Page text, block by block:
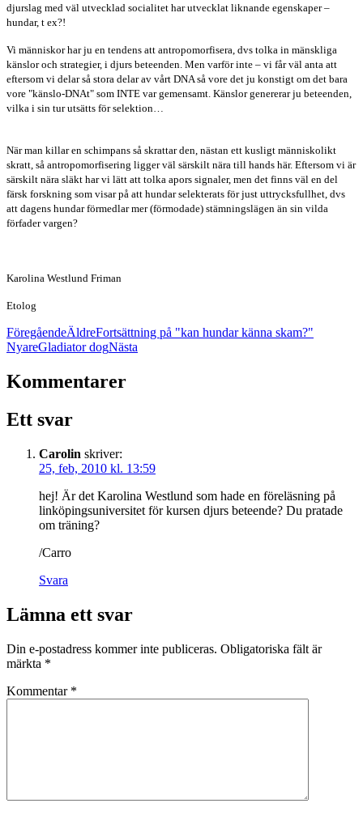
djurslag med väl utvecklad socialitet har utvecklat liknande egenskaper –
hundar, t ex?!
Vi människor har ju en tendens att antropomorfisera, dvs tolka in mänskliga
känslor och strategier, i djurs beteenden. Men varför inte – vi får väl anta att
eftersom vi delar så stora delar av vårt DNA så vore det ju konstigt om det bara
vore "känslo-DNAt" som INTE var gemensamt. Känslor genererar ju beteenden,
vilka i sin tur utsätts för selektion…
När man killar en schimpans så skrattar den, nästan ett kusligt människolikt
skratt, så antropomorfisering ligger väl särskilt nära till hands här. Eftersom vi är
särskilt nära släkt har vi lätt att tolka apors signaler, men det finns väl en del
färsk forskning som visar på att hundar selekterats för just uttrycksfullhet, dvs
att dagens hundar förmedlar mer (förmodade) stämningslägen än sin vilda
förfader vargen?
Karolina Westlund Friman
Etolog
FöregåendeÄldreFortsättning på "kan hundar känna skam?"
NyareGladiator dogNästa
Kommentarer
Ett svar
Carolin skriver:
25, feb, 2010 kl. 13:59
hej! Är det Karolina Westlund som hade en föreläsning på
linköpingsuniversitet för kursen djurs beteende? Du pratade
om träning?
/Carro
Svara
Lämna ett svar
Din e-postadress kommer inte publiceras. Obligatoriska fält är
märkta *
Kommentar *